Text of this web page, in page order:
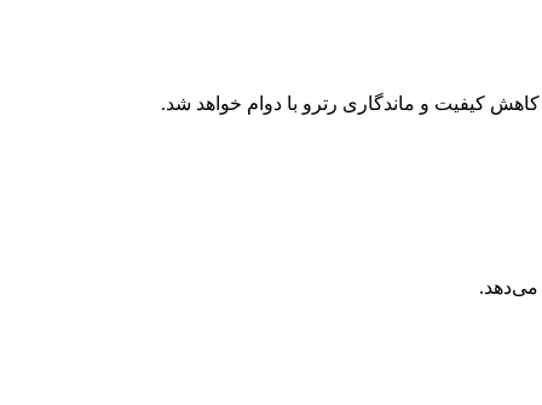
کیفیت و ماندگاری رترو با دوام خواهد شد.